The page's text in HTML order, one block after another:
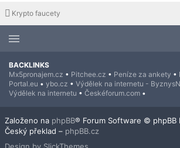
Krypto faucety
BACKLINKS
Mx5pronajem.cz • Pitchee.cz • Peníze za ankety •
Portal.eu • ybo.cz • Výdělek na internetu -
Výdělek na internetu • Českéforum.com •
Založeno na phpBB® Forum Software © phpBB
Český překlad – phpBB.cz
Design by SlickThemes